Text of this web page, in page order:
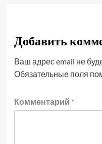
Добавить
Ваш адрес email не
Обязательные поля
Комментарий *